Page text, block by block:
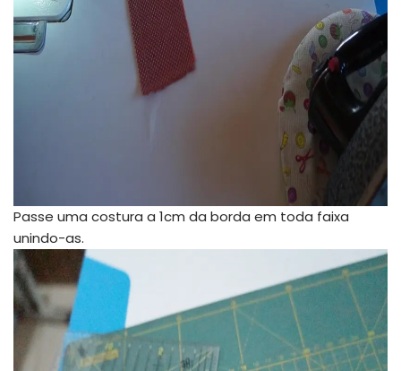
Passe uma costura a 1cm da borda em toda faixa
unindo-as.